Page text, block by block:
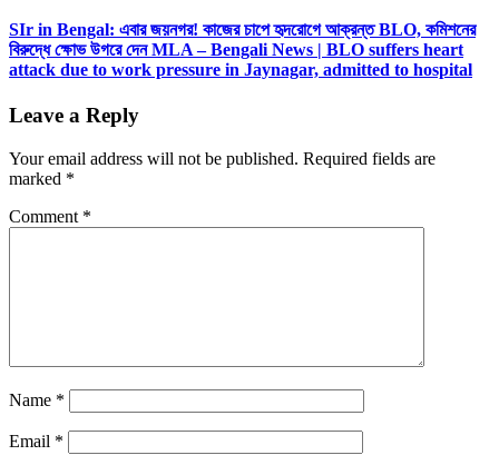
SIr in Bengal: এবার জয়নগর! কাজের চাপে হৃদরোগে আক্রন্ত BLO, কমিশনের
বিরুদ্ধে ক্ষোভ উগরে দেন MLA – Bengali News | BLO suffers heart
attack due to work pressure in Jaynagar, admitted to hospital
Leave a Reply
Your email address will not be published. Required fields are
marked *
Comment *
Name *
Email *